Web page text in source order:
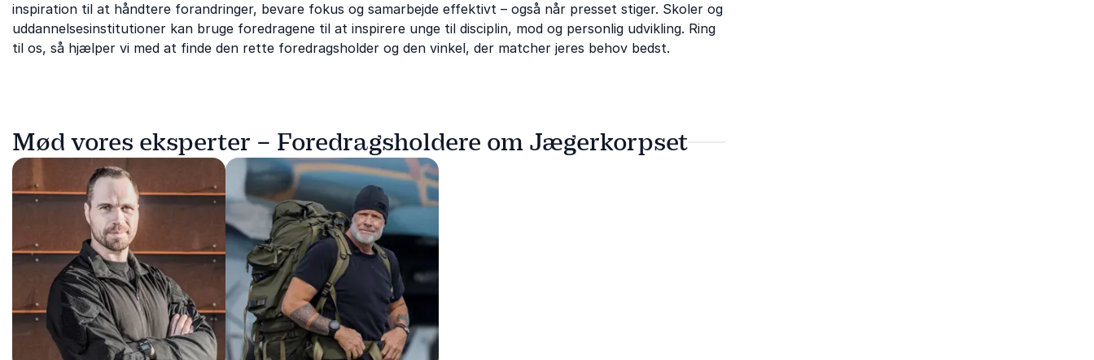
inspiration til at håndtere forandringer, bevare fokus og samarbejde effektivt – også når presset stiger. Skoler og
uddannelsesinstitutioner kan bruge foredragene til at inspirere unge til disciplin, mod og personlig udvikling. Ring
til os, så hjælper vi med at finde den rette foredragsholder og den vinkel, der matcher jeres behov bedst.
Mød vores eksperter – Foredragsholdere om Jægerkorpset